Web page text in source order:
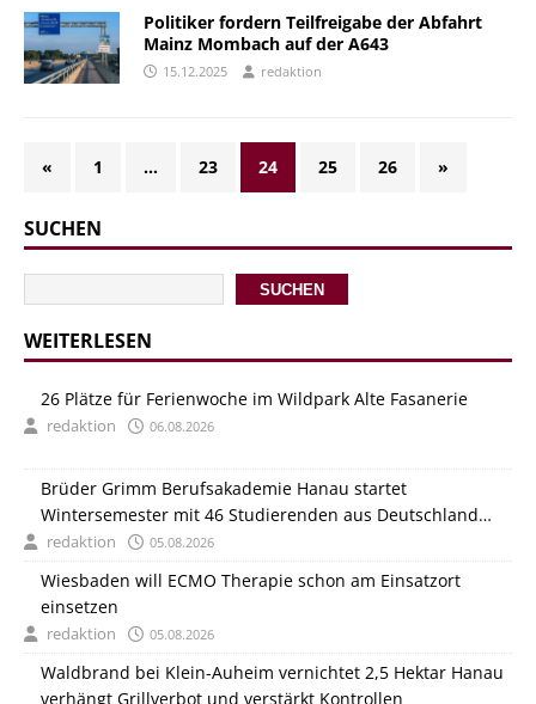
Politiker fordern Teilfreigabe der Abfahrt
Mainz Mombach auf der A643
15.12.2025 redaktion
« 1 … 23 24 25 26 »
SUCHEN
SUCHEN
WEITERLESEN
26 Plätze für Ferienwoche im Wildpark Alte Fasanerie
redaktion 06.08.2026
Brüder Grimm Berufsakademie Hanau startet
Wintersemester mit 46 Studierenden aus Deutschland
und Italien
redaktion 05.08.2026
Wiesbaden will ECMO Therapie schon am Einsatzort
einsetzen
redaktion 05.08.2026
Waldbrand bei Klein-Auheim vernichtet 2,5 Hektar Hanau
verhängt Grillverbot und verstärkt Kontrollen